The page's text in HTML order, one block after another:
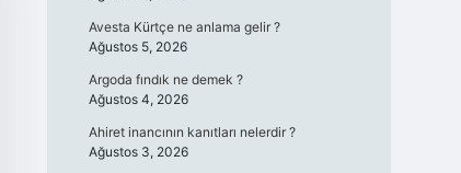
Avesta Kürtçe ne anlama gelir ?
Ağustos 5, 2026
Argoda fındık ne demek ?
Ağustos 4, 2026
Ahiret inancının kanıtları nelerdir ?
Ağustos 3, 2026